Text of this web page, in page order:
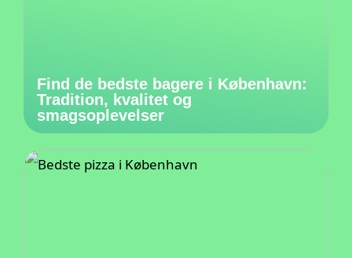
Find de bedste bagere i København:
Tradition, kvalitet og
smagsoplevelser